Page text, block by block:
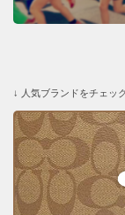
↓ 人気ブランドをチェッ